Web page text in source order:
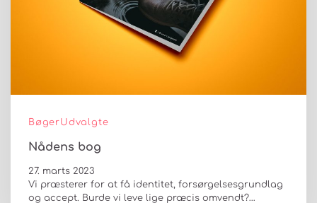
BøgerUdvalgte
Nådens bog
27. marts 2023
Vi præsterer for at få identitet, forsørgelsesgrundlag
og accept. Burde vi leve lige præcis omvendt?…